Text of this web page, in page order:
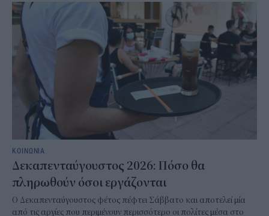
ΚΟΙΝΩΝΙΑ
Δεκαπενταύγουστος 2026: Πόσο θα
πληρωθούν όσοι εργάζονται
Ο Δεκαπενταύγουστος φέτος πέφτει Σάββατο και αποτελεί μία
από τις αργίες που περιμένουν περισσότερο οι πολίτες μέσα στο